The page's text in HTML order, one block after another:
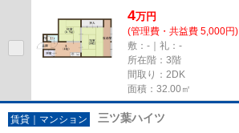
4万円
(管理費・共益費 5,000円)
敷：-｜礼：-
所在階：3階
間取り：2DK
面積：32.00㎡
賃貸｜マンション 三ツ葉ハイツ